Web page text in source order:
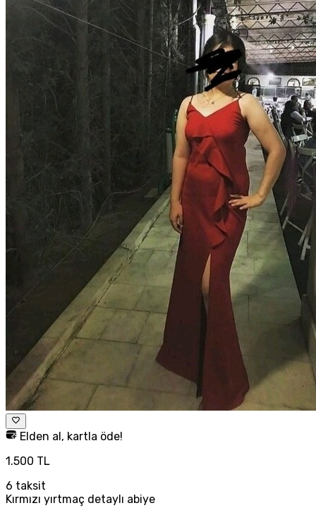
Elden al, kartla öde!
1.500 TL
6 taksit
Kırmızı yırtmaç detaylı abiye